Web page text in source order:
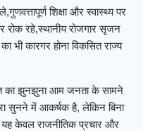
शिक्षा और स्वास्थ्य पर
रोक रहे,स्थानीय रोजगार सृजन
भी कारगर होना विकसित राज्य
का झुनझुना आम जनता के सामने
सुनने में आकर्षक है, लेकिन बिना
यह केवल राजनीतिक प्रचार और